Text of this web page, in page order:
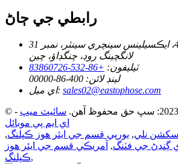
رابطي جي ڄاڻ
1618، بلڊنگ 4، ايڪسيلينس سينچري سينٽر، نمبر 31
لانگچينگ روڊ، چنگڊاؤ، چين
ٽيليفون: +86-532-83860726
لينڊ لائن: 400-86-00000
اي ميل: sales02@eastophose.com
سائيٽ ميپ -
اي ايم پي موبائل
سکشن نلي, يورپي قسم جي ايئر هوز ڪپلنگ,
ڳنڍڻ جي فٽنگ, آمريڪي قسم جي ايئر هوز
ڪپلنگ,